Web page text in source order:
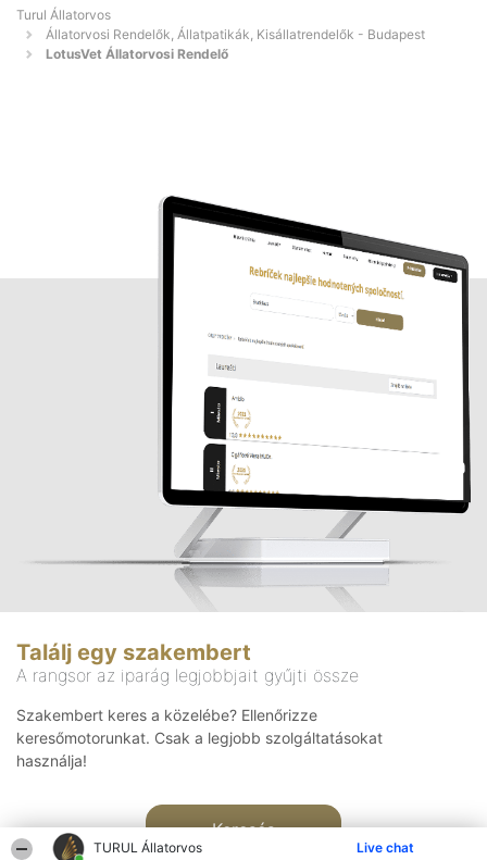
TURUL Állatorvos Live chat
Turul Állatorvos
Állatorvosi Rendelők, Állatpatikák, Kisállatrendelők - Budapest
LotusVet Állatorvosi Rendelő
Találj egy szakembert
A rangsor az iparág legjobbjait gyűjti össze
Szakembert keres a közelébe? Ellenőrizze
keresőmotorunkat. Csak a legjobb szolgáltatásokat
használja!
Keresés